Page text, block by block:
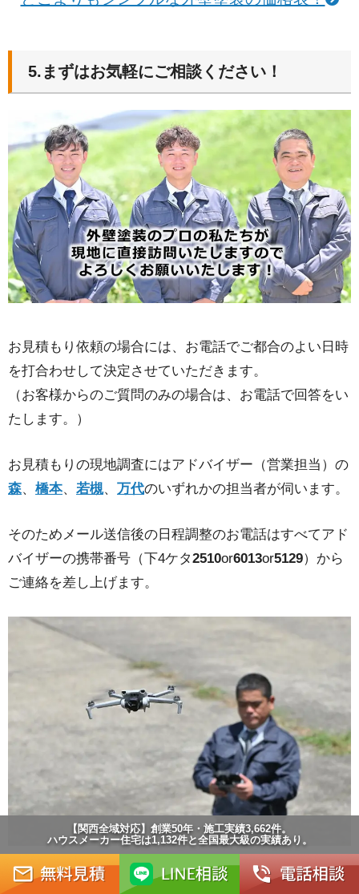
5.まずはお気軽にご相談ください！
お見積もり依頼の場合には、お電話でご都合のよい日時
を打合わせして決定させていただきます。
（お客様からのご質問のみの場合は、お電話で回答をい
たします。）
お見積もりの現地調査にはアドバイザー（営業担当）の
森、 橋本、 若槻、 万代のいずれかの担当者が伺います。
そのためメール送信後の日程調整のお電話はすべてアド
バイザーの携帯番号（下4ケタ2510or6013or5129）から
ご連絡を差し上げます。
現地調査当日はドローンでありとあらゆる角度から撮影
【関西全域対応】創業50年・施工実績3,662件。
ハウスメーカー住宅は1,132件と全国最大級の実績あり。